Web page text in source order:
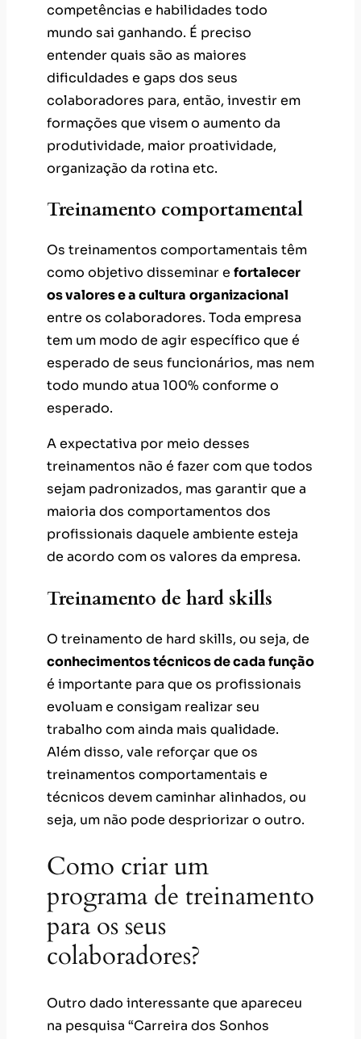
competências e habilidades todo
mundo sai ganhando. É preciso
entender quais são as maiores
dificuldades e gaps dos seus
colaboradores para, então, investir em
formações que visem o aumento da
produtividade, maior proatividade,
organização da rotina etc.
Treinamento comportamental
Os treinamentos comportamentais têm
como objetivo disseminar e fortalecer
os valores e a cultura organizacional
entre os colaboradores. Toda empresa
tem um modo de agir específico que é
esperado de seus funcionários, mas nem
todo mundo atua 100% conforme o
esperado.
A expectativa por meio desses
treinamentos não é fazer com que todos
sejam padronizados, mas garantir que a
maioria dos comportamentos dos
profissionais daquele ambiente esteja
de acordo com os valores da empresa.
Treinamento de hard skills
O treinamento de hard skills, ou seja, de
conhecimentos técnicos de cada função
é importante para que os profissionais
evoluam e consigam realizar seu
trabalho com ainda mais qualidade.
Além disso, vale reforçar que os
treinamentos comportamentais e
técnicos devem caminhar alinhados, ou
seja, um não pode despriorizar o outro.
Como criar um
programa de treinamento
para os seus
colaboradores?
Outro dado interessante que apareceu
na pesquisa “Carreira dos Sonhos